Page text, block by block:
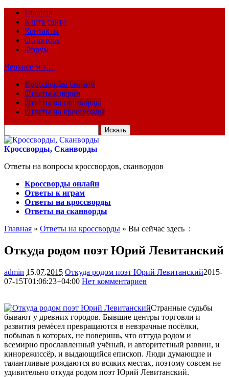
Главная
Карта сайта
Контакты
Об авторе
Форум
Верхнее меню
Кроссворды онлайн
Ответы к играм
Ответы на сканворды
Ответы на кроссворды
для:
Кроссворды, Сканворды
Ответы на вопросы кроссвордов, сканвордов
Кроссворды онлайн
Ответы к играм
Ответы на кроссворды
Ответы на сканворды
Главная » Ответы на кроссворды » Вы сейчас здесь :
Откуда родом поэт Юрий Левитанский
admin 15.07.2015 Откуда родом поэт Юрий Левитанский2015-
07-15T01:06:23+04:00 Нет комментариев
Странные судьбы
бывают у древних городов. Бывшие центры торговли и
развития ремёсел превращаются в невзрачные посёлки,
побывав в которых, не поверишь, что оттуда родом и
всемирно прославленный учёный, и авторитетный раввин, и
кинорежиссёр, и выдающийся епископ. Люди думающие и
талантливые рождаются во всяких местах, поэтому совсем не
удивительно откуда родом поэт Юрий Левитанский.